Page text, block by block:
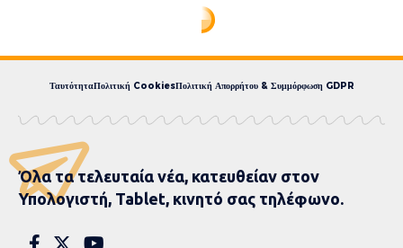
Θρήνος στο Αμύνταιο:
Τριών μηνών βρέφος
μεταφέρθηκε νεκρό στο
νοσοκομείο